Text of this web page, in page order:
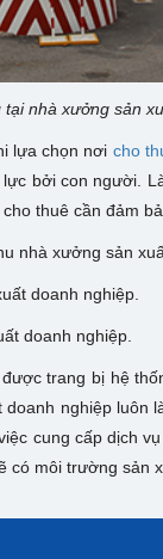
nhà xưởng sản
lựa chọn nơi cho
bởi con người.
thuê cần đảm
nhà xưởng sản
doanh nghiệp.
doanh nghiệp.
trang bị hệ
doanh nghiệpluôn
cung cấp dịch
môi trường sản